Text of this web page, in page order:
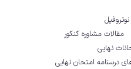
مقالات مشاوره‌ کنکور
نهایی
درسنامه امتحان نهایی